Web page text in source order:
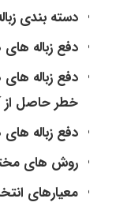
دسته بندی
دفع زباله
دفع زباله
خطر حاصل از
دفع زباله
روش های
معیارهای